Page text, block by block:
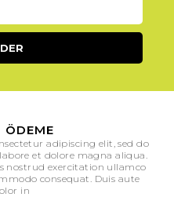
ÖDEME
adipiscing elit, sed do
et dolore magna aliqua.
nostrud exercitation ullamco
consequat. Duis aute
in